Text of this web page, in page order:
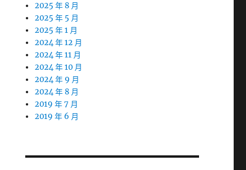
2025 年 8 月
2025 年 5 月
2025 年 1 月
2024 年 12 月
2024 年 11 月
2024 年 10 月
2024 年 9 月
2024 年 8 月
2019 年 7 月
2019 年 6 月